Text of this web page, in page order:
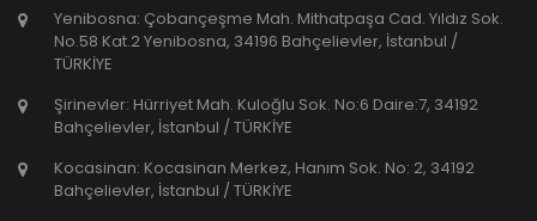
Yenibosna: Çobançeşme Mah. Mithatpaşa Cad. Yıldız Sok.
No.58 Kat.2 Yenibosna, 34196 Bahçelievler, İstanbul /
TÜRKİYE
Şirinevler: Hürriyet Mah. Kuloğlu Sok. No:6 Daire:7, 34192
Bahçelievler, İstanbul / TÜRKİYE
Kocasinan: Kocasinan Merkez, Hanım Sok. No: 2, 34192
Bahçelievler, İstanbul / TÜRKİYE